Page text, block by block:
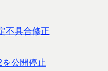
不具合修正
公開停止